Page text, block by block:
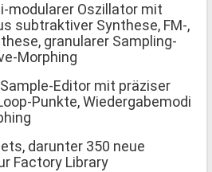
modularer Oszillator mit
subtraktiver Synthese, FM-,
granularer Sampling-
Morphing
Editor mit präziser
Punkte, Wiedergabemodi
darunter 350 neue
Factory Library